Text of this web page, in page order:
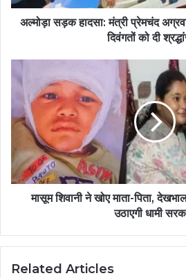
अल्मोड़ा सड़क हादसा: मंत्री प्रेमचंद
दिवंगतों को दी
मासूम शिवानी ने खोए माता-पिता,
उठाएगी धामी
Related Articles